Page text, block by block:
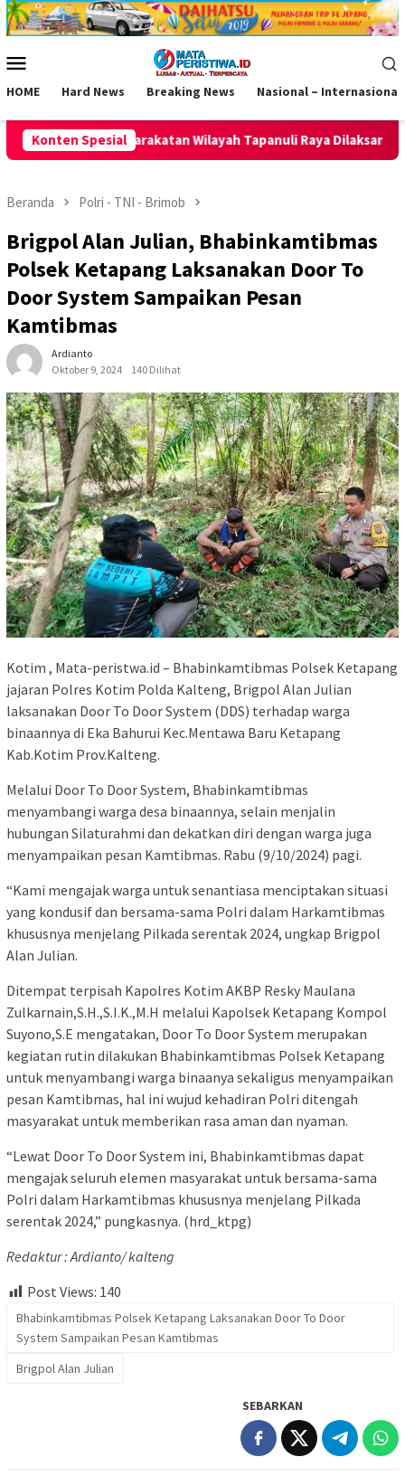
Loncat
ke
Mobile
HOME Hard News Breaking News Nasional – Internasional
Konten Spesial
Tapanuli Raya Dilaksanakan Jaring Talenta Muda
Beranda Polri - TNI - Brimob
Brigpol Alan Julian, Bhabinkamtibmas
Polsek Ketapang Laksanakan Door To
Door System Sampaikan Pesan
Kamtibmas
Ardianto
Oktober 9, 2024
140 Dilihat
Kotim , Mata-peristwa.id – Bhabinkamtibmas Polsek Ketapang
jajaran Polres Kotim Polda Kalteng, Brigpol Alan Julian
laksanakan Door To Door System (DDS) terhadap warga
binaannya di Eka Bahurui Kec.Mentawa Baru Ketapang
Kab.Kotim Prov.Kalteng.
Melalui Door To Door System, Bhabinkamtibmas
menyambangi warga desa binaannya, selain menjalin
hubungan Silaturahmi dan dekatkan diri dengan warga juga
menyampaikan pesan Kamtibmas. Rabu (9/10/2024) pagi.
“Kami mengajak warga untuk senantiasa menciptakan situasi
yang kondusif dan bersama-sama Polri dalam Harkamtibmas
khususnya menjelang Pilkada serentak 2024, ungkap Brigpol
Alan Julian.
Ditempat terpisah Kapolres Kotim AKBP Resky Maulana
Zulkarnain,S.H.,S.I.K.,M.H melalui Kapolsek Ketapang Kompol
Suyono,S.E mengatakan, Door To Door System merupakan
kegiatan rutin dilakukan Bhabinkamtibmas Polsek Ketapang
untuk menyambangi warga binaanya sekaligus menyampaikan
pesan Kamtibmas, hal ini wujud kehadiran Polri ditengah
masyarakat untuk memberikan rasa aman dan nyaman.
“Lewat Door To Door System ini, Bhabinkamtibmas dapat
mengajak seluruh elemen masyarakat untuk bersama-sama
Polri dalam Harkamtibmas khususnya menjelang Pilkada
serentak 2024,” pungkasnya. (hrd_ktpg)
Redaktur : Ardianto/ kalteng
Post Views: 140
Bhabinkamtibmas Polsek Ketapang Laksanakan Door To Door
System Sampaikan Pesan Kamtibmas
Brigpol Alan Julian
SEBARKAN